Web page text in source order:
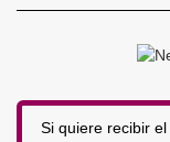
Si quiere recibir el